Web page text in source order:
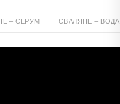
— СЕРУМ СВАЛЯНЕ — ВОДА